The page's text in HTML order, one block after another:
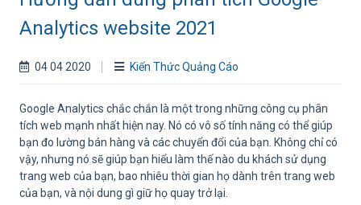
Analytics website 2021
04 04 2020 Kiến Thức Quảng Cáo
Google Analytics chắc chắn là một trong những công cụ phân
tích web mạnh nhất hiện nay. Nó có vô số tính năng có thể giúp
bạn đo lường bán hàng và các chuyển đổi của bạn. Không chỉ có
vậy, nhưng nó sẽ giúp bạn hiểu làm thế nào du khách sử dụng
trang web của bạn, bao nhiêu thời gian họ dành trên trang web
của bạn, và nội dung gì giữ họ quay trở lại.